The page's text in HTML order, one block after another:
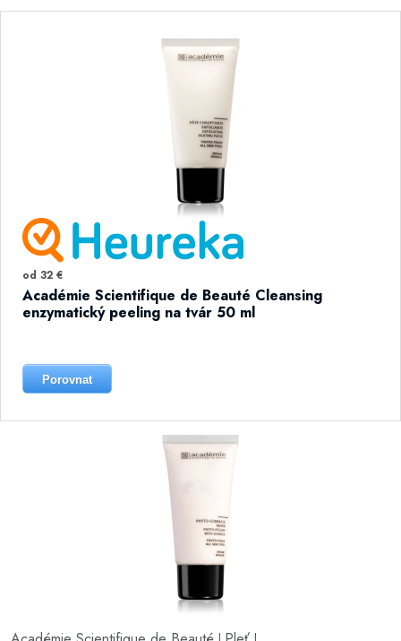
od 32 €
Académie Scientifique de Beauté Cleansing
enzymatický peeling na tvár 50 ml
Porovnat